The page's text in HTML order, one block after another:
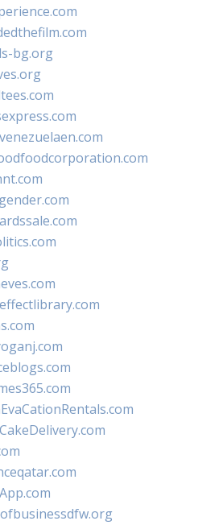
bg.org